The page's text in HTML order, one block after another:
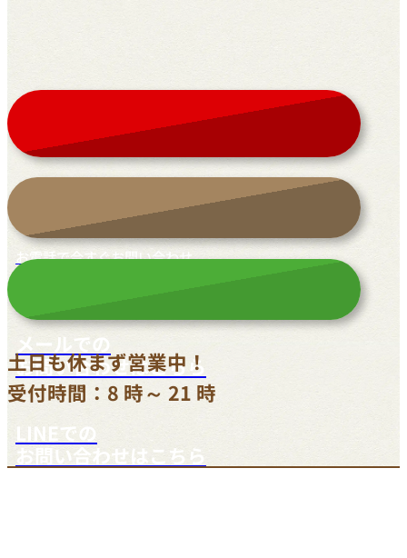
お電話で今すぐお問い合わせ
メールでの
お問い合わせはこちら
LINEでの
お問い合わせはこちら
土日も休まず営業中！
受付時間：8 時～ 21 時